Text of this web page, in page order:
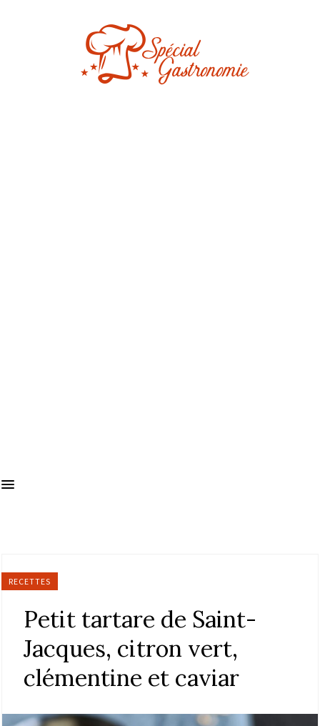
RECETTES
Petit tartare de Saint-
Jacques, citron vert,
clémentine et caviar